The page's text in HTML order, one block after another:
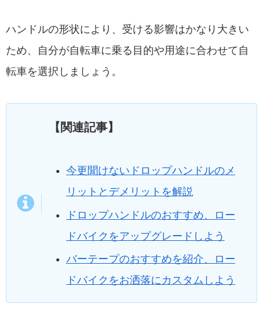
ハンドルの形状により、受ける影響はかなり大きい
ため、自分が自転車に乗る目的や用途に合わせて自
転車を選択しましょう。
【関連記事】
今更聞けないドロップハンドルのメ
リットとデメリットを解説
ドロップハンドルのおすすめ、ロー
ドバイクをアップグレードしよう
バーテープのおすすめを紹介、ロー
ドバイクをお洒落にカスタムしよう